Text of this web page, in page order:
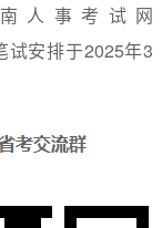
人事考试网
试安排于2025年3